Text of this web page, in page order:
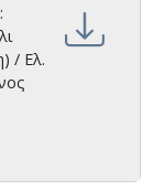
/ Ελ.